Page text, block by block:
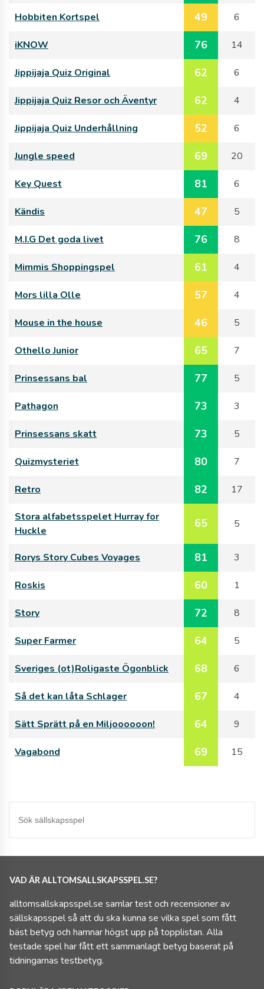
Hobbiten Kortspel 49 6
iKNOW 76 14
Jippijaja Quiz Original 62 6
Jippijaja Quiz Resor och Äventyr 62 4
Jippijaja Quiz Underhållning 52 6
Jungle speed 69 20
Key Quest 81 6
Kändis 47 5
M.I.G Det goda livet 76 8
Mimmis Shoppingspel 61 4
Mors lilla Olle 57 4
Mouse in the house 46 5
Othello Junior 65 7
Prinsessans bal 77 5
Pathagon 73 3
Prinsessans skatt 73 5
Quizmysteriet 80 7
Retro 82 17
Stora alfabetsspelet Hurray for
Huckle
65 5
Rorys Story Cubes Voyages 81 3
Roskis 60 1
Story 72 8
Super Farmer 64 5
Sveriges (ot)Roligaste Ögonblick 68 6
Så det kan låta Schlager 67 4
Sätt Sprätt på en Miljoooooon! 64 9
Vagabond 69 15
VAD ÄR ALLTOMSALLSKAPSSPEL.SE?
alltomsallskapsspel.se samlar test och recensioner av
sällskapsspel så att du ska kunna se vilka spel som fått
bäst betyg och hamnar högst upp på topplistan. Alla
testade spel har fått ett sammanlagt betyg baserat på
tidningarnas testbetyg.